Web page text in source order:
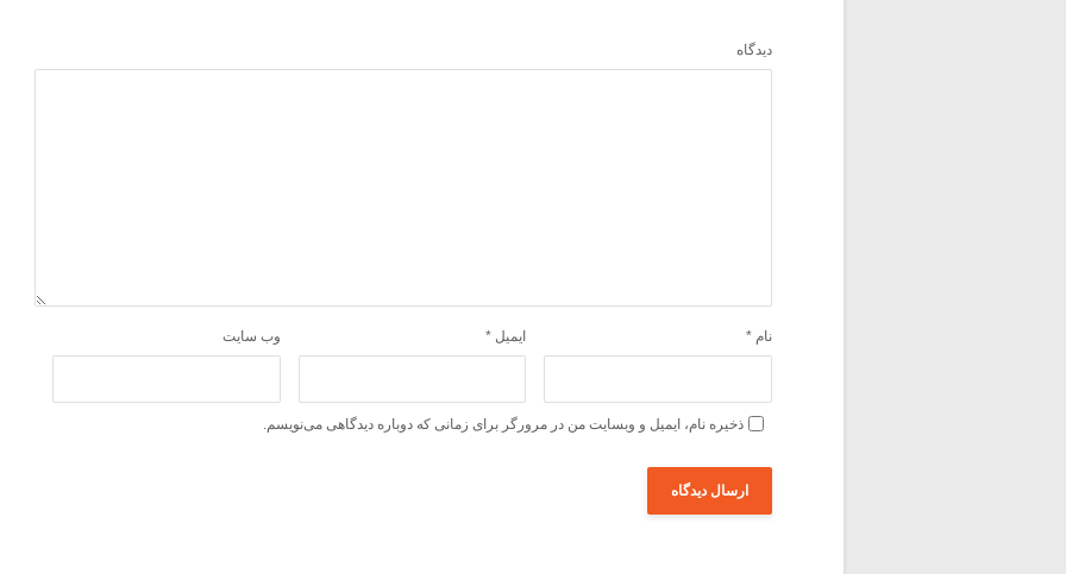
دیدگاه
نام * ایمیل * وب‌ سایت
ذخیره نام، ایمیل و وبسایت من در مرورگر برای زمانی که دوباره دیدگاهی می‌نویسم.